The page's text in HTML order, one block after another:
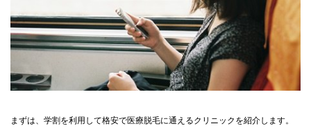
まずは、学割を利用して格安で医療脱毛に通えるクリニックを紹介します。